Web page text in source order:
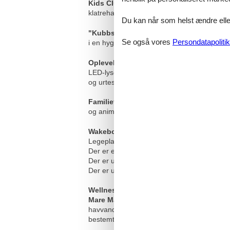
Kids Club:Kids Club med børnepasning
klatrehave med boldbassin, hobbyhjørne
"Kubbsala:
Bowling & Sportsbar; 10
i en hyggelig vikingestemning.
Oplevelsesbassin:
indendørs og
LED-lyseffekter og rutsjetidsmåling, bred
og urtesauna, plus biograf og udstillinger,
Familietræf:
Her er det især de små, der
og animationsteamet. Og selvfølgelig vil
Wakeboard- og vandski-faciliteter
Legepladsudstyr og bolde kan lejes på
Der er et rideanlæg ca. 1 km væk og en
Der er udlejning af trækvogne.
Der er udlejning af cykler og strandstole
Wellness og fitness
Mare Mara:
havvandsswimmingpool (man-fre fra kl.
bestemte træningstider: Man-fre fra kl.
Du kan når som helst ændre
Se også vores Persondatapolitik